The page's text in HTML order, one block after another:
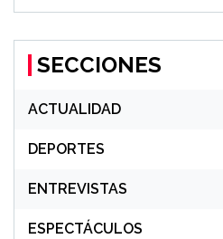
NOTICIAS
SECCIONES
ACTUALIDAD
DEPORTES
ENTREVISTAS
ESPECTÁCULOS